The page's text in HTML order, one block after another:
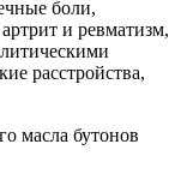
боли,
и ревматизм,
расстройства,
масла бутонов